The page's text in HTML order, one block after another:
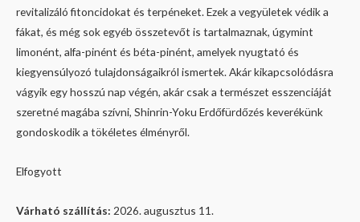
revitalizáló fitoncidokat és terpéneket. Ezek a vegyületek védik a
fákat, és még sok egyéb összetevőt is tartalmaznak, úgymint
limonént, alfa-pinént és béta-pinént, amelyek nyugtató és
kiegyensúlyozó tulajdonságaikról ismertek. Akár kikapcsolódásra
vágyik egy hosszú nap végén, akár csak a természet esszenciáját
szeretné magába szívni, Shinrin-Yoku Erdőfürdőzés keverékünk
gondoskodik a tökéletes élményről.
Elfogyott
Várható szállítás: 2026. augusztus 11.